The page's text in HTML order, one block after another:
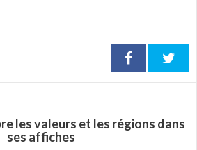
les valeurs et les régions dans
ses affiches